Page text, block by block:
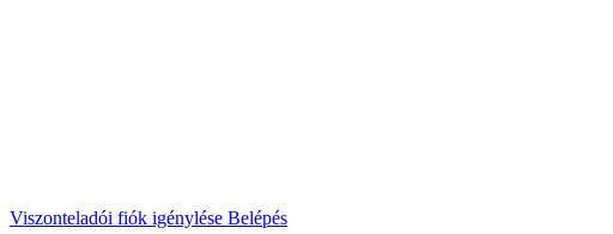
Viszonteladói fiók igénylése Belépés